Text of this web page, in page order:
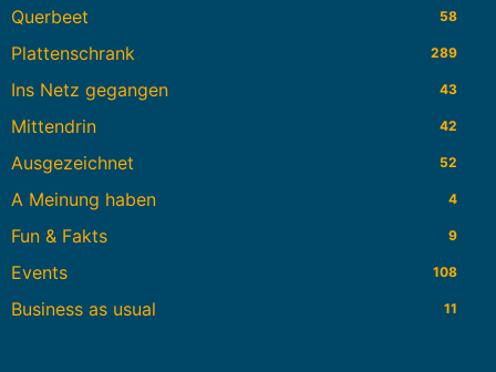
Querbeet 58
Plattenschrank 289
Ins Netz gegangen 43
Mittendrin 42
Ausgezeichnet 52
A Meinung haben 4
Fun & Fakts 9
Events 108
Business as usual 11